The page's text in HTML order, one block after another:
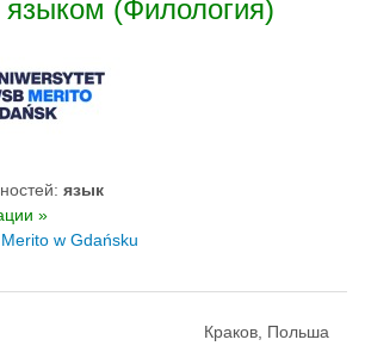
(Филология)
язык
»
w Gdańsku
Краков, Польша